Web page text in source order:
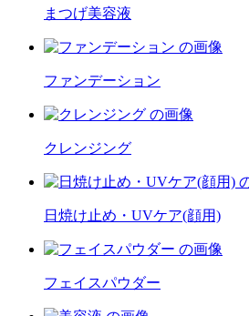
まつげ美容液
ファンデーション
クレンジング
日焼け止め・UVケア(顔用)
フェイスパウダー